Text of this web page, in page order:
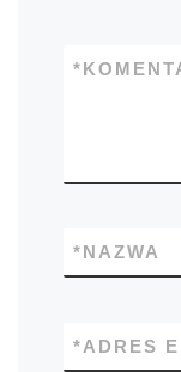
*
NAZWA
*
ADRES
*